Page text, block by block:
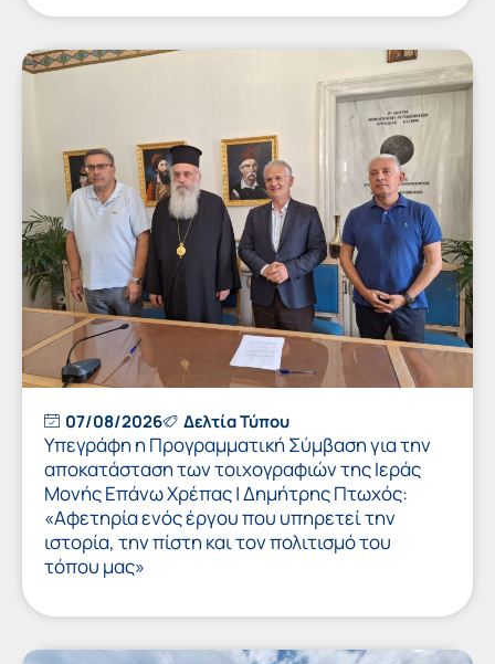
07/08/2026 Δελτία Τύπου
Υπεγράφη η Προγραμματική Σύμβαση για την
αποκατάσταση των τοιχογραφιών της Ιεράς
Μονής Επάνω Χρέπας | Δημήτρης Πτωχός:
«Αφετηρία ενός έργου που υπηρετεί την
ιστορία, την πίστη και τον πολιτισμό του
τόπου μας»